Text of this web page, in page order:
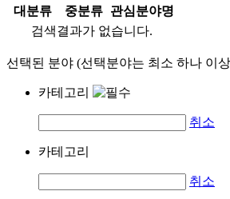
대분류
중분류
관심분야명
검색결과가 없습니다.
선택된 분야 (선택분야는 최소 하나 이
카테고리
취소
카테고리
취소